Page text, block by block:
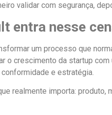
validar com segurança,
entra nesse
um processo que
o crescimento da startup
e estratégia.
realmente importa: produto,